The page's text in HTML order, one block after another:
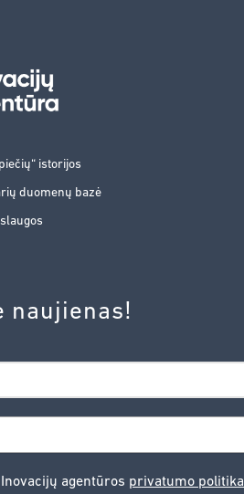
istorijos
duomenų bazė
naujienas!
agentūros privatumo politika